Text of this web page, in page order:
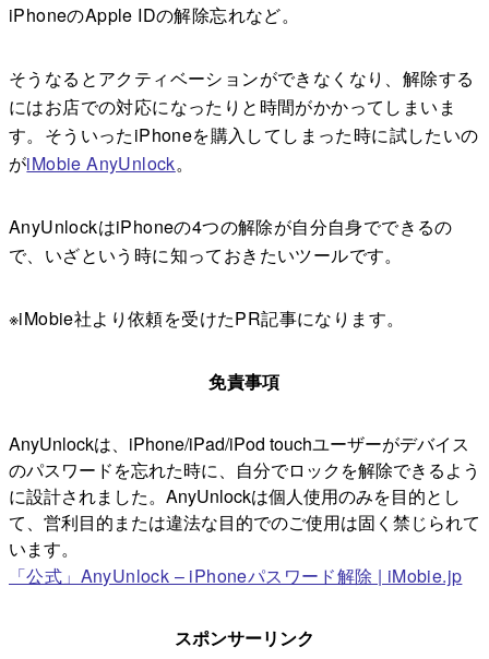
iPhoneのApple IDの解除忘れなど。
そうなるとアクティベーションができなくなり、解除する
にはお店での対応になったりと時間がかかってしまいま
す。そういったiPhoneを購入してしまった時に試したいの
がiMobie AnyUnlock。
AnyUnlockはiPhoneの4つの解除が自分自身でできるの
で、いざという時に知っておきたいツールです。
※iMobie社より依頼を受けたPR記事になります。
免責事項
AnyUnlockは、iPhone/iPad/iPod touchユーザーがデバイス
のパスワードを忘れた時に、自分でロックを解除できるよう
に設計されました。AnyUnlockは個人使用のみを目的とし
て、営利目的または違法な目的でのご使用は固く禁じられて
います。
「公式」AnyUnlock – iPhoneパスワード解除 | iMobie.jp
スポンサーリンク